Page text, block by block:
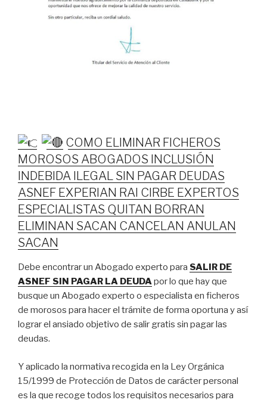
COMO ELIMINAR FICHEROS
MOROSOS ABOGADOS INCLUSIÓN
INDEBIDA ILEGAL SIN PAGAR DEUDAS
ASNEF EXPERIAN RAI CIRBE EXPERTOS
ESPECIALISTAS QUITAN BORRAN
ELIMINAN SACAN CANCELAN ANULAN
SACAN
Debe encontrar un Abogado experto para SALIR DE
ASNEF SIN PAGAR LA DEUDApor lo que hay que
busque un Abogado experto o especialista en ficheros
de morosos para hacer el trámite de forma oportuna y así
lograr el ansiado objetivo de salir gratis sin pagar las
deudas.
Y aplicado la normativa recogida en la Ley Orgánica
15/1999 de Protección de Datos de carácter personal
es la que recoge todos los requisitos necesarios para